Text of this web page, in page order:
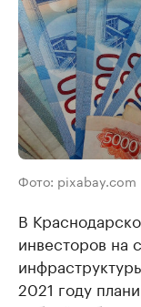
Фото: pixabay.com
В
инвесторов на
2021 году